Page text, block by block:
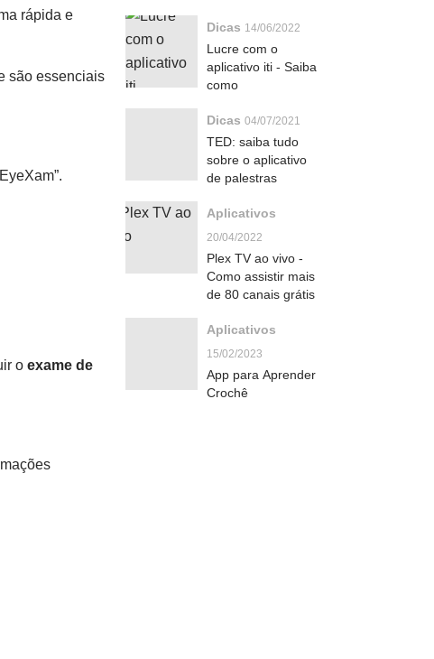
rápida e
são essenciais
o exame de
Dicas 14/06/2022
Lucre com o
aplicativo iti - Saiba
como
Dicas 04/07/2021
TED: saiba tudo
sobre o aplicativo
de palestras
Aplicativos
20/04/2022
Plex TV ao vivo -
Como assistir mais
de 80 canais grátis
Aplicativos
15/02/2023
App para Aprender
Crochê